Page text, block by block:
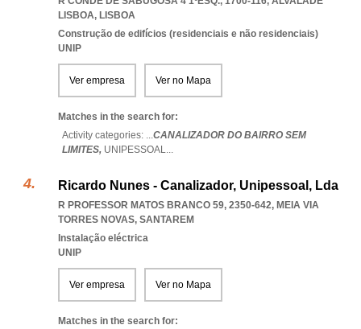
LISBOA, LISBOA
Construção de edifícios (residenciais e não residenciais)
UNIP
Ver empresa Ver no Mapa
Matches in the search for:
Activity categories: ...CANALIZADOR DO BAIRRO SEM
LIMITES, UNIPESSOAL...
Ricardo Nunes - Canalizador, Unipessoal, Lda
R PROFESSOR MATOS BRANCO 59, 2350-642, MEIA VIA
TORRES NOVAS, SANTAREM
Instalação eléctrica
UNIP
Ver empresa Ver no Mapa
Matches in the search for: